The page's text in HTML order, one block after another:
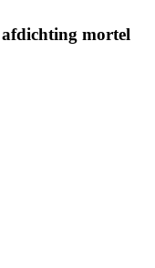
mortel